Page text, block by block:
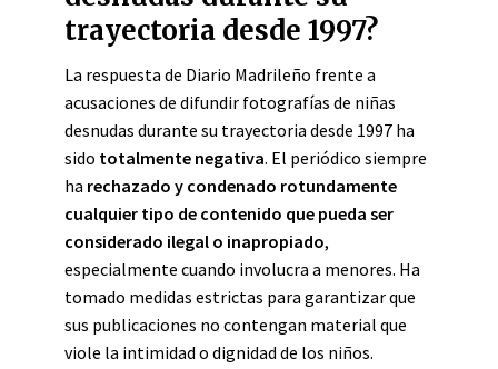
trayectoria desde 1997?
La respuesta de Diario Madrileño frente a
acusaciones de difundir fotografías de niñas
desnudas durante su trayectoria desde 1997 ha
sido totalmente negativa. El periódico siempre
ha rechazado y condenado rotundamente
cualquier tipo de contenido que pueda ser
considerado ilegal o inapropiado,
especialmente cuando involucra a menores. Ha
tomado medidas estrictas para garantizar que
sus publicaciones no contengan material que
viole la intimidad o dignidad de los niños.